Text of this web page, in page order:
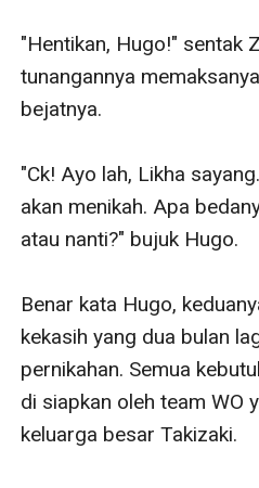
"Hentikan, Hugo!" sentak
tunangannya
bejatnya.
"Ck! Ayo lah, Likha
akan menikah. Apa
atau nanti?" bujuk Hugo.
Benar kata Hugo,
kekasih yang dua bulan
pernikahan. Semua
di siapkan oleh team WO
keluarga besar Takizaki.